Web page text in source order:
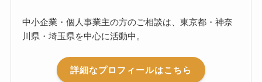
中小企業・個人事業主の方のご相談は、東京都・神奈
川県・埼玉県を中心に活動中。
詳細なプロフィールはこちら